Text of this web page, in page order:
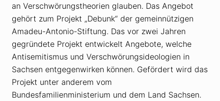
an Verschwörungstheorien glauben. Das Angebot
gehört zum Projekt „Debunk“ der gemeinnützigen
Amadeu-Antonio-Stiftung. Das vor zwei Jahren
gegründete Projekt entwickelt Angebote, welche
Antisemitismus und Verschwörungsideologien in
Sachsen entgegenwirken können. Gefördert wird das
Projekt unter anderem vom
Bundesfamilienministerium und dem Land Sachsen.